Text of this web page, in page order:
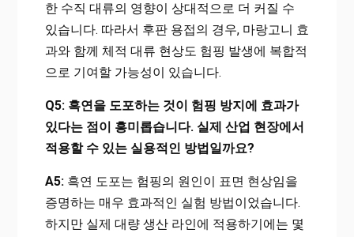
한 수직 대류의 영향이 상대적으로 더 커질 수
있습니다. 따라서 후판 용접의 경우, 마랑고니 효
과와 함께 체적 대류 현상도 험핑 발생에 복합적
으로 기여할 가능성이 있습니다.
Q5: 흑연을 도포하는 것이 험핑 방지에 효과가
있다는 점이 흥미롭습니다. 실제 산업 현장에서
적용할 수 있는 실용적인 방법일까요?
A5:흑연 도포는 험핑의 원인이 표면 현상임을
증명하는 매우 효과적인 실험 방법이었습니다.
하지만 실제 대량 생산 라인에 적용하기에는 몇